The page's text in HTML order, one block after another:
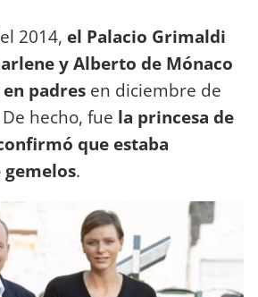
2014, el Palacio Grimaldi
y Alberto de Mónaco
padres en diciembre de
hecho, fue la princesa de
que estaba
gemelos.